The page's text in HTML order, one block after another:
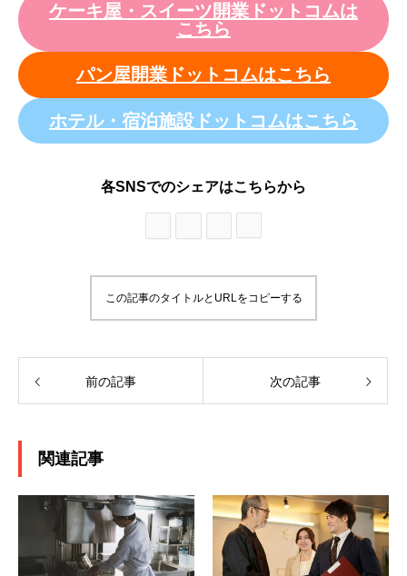
ケーキ屋・スイーツ開業ドットコムは
こちら
パン屋開業ドットコムはこちら
ホテル・宿泊施設ドットコムはこちら
各SNSでのシェアはこちらから
この記事のタイトルとURLをコピーする
前の記事 次の記事
関連記事